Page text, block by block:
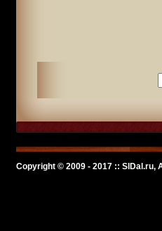
Copyright © 2009 - 2017 :: SlDal.ru,